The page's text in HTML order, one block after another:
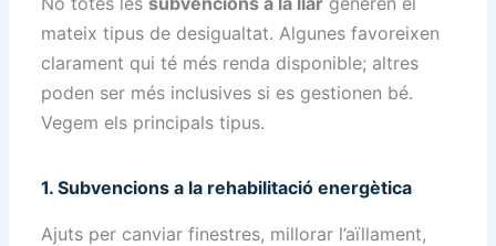
mateix tipus de desigualtat. Algunes favoreixen
clarament qui té més renda disponible; altres
poden ser més inclusives si es gestionen bé.
Vegem els principals tipus.
1. Subvencions a la rehabilitació energètica
Ajuts per canviar finestres, millorar l’aïllament,